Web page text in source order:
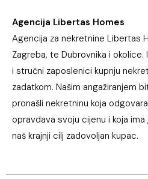
Agencija Libertas Homes
Agencija za nekretnine Libertas
Zagreba, te Dubrovnika i
i stručni zaposlenici kupnju
zadatkom. Našim angažiranjem
pronašli nekretninu koja
opravdava svoju cijenu i koja ima
naš krajnji cilj zadovoljan kupac.